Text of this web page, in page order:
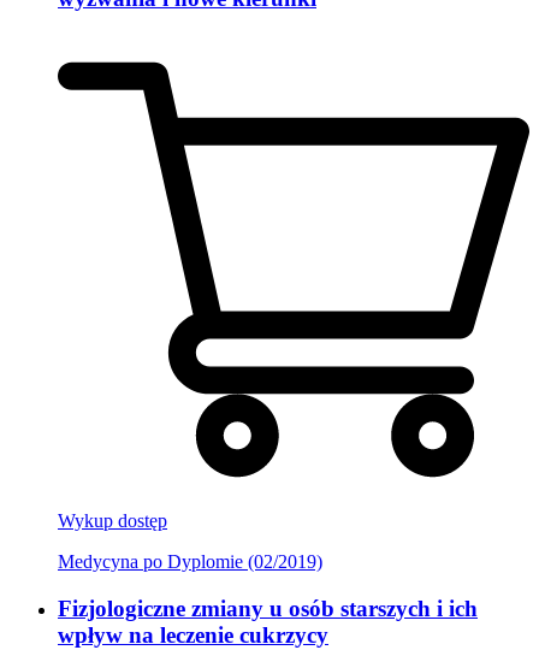
Wykup dostęp
Medycyna po Dyplomie (02/2019)
Fizjologiczne zmiany u osób starszych i ich
wpływ na leczenie cukrzycy